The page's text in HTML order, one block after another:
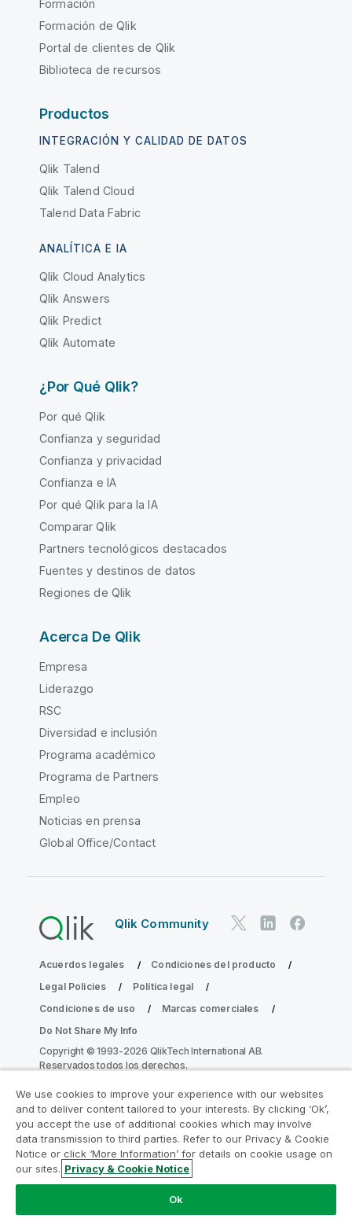
Formación
Formación de Qlik
Portal de clientes de Qlik
Biblioteca de recursos
Productos
INTEGRACIÓN Y CALIDAD DE DATOS
Qlik Talend
Qlik Talend Cloud
Talend Data Fabric
ANALÍTICA E IA
Qlik Cloud Analytics
Qlik Answers
Qlik Predict
Qlik Automate
¿Por Qué Qlik?
Por qué Qlik
Confianza y seguridad
Confianza y privacidad
Confianza e IA
Por qué Qlik para la IA
Comparar Qlik
Partners tecnológicos destacados
Fuentes y destinos de datos
Regiones de Qlik
Acerca De Qlik
Empresa
Liderazgo
RSC
Diversidad e inclusión
Programa académico
Programa de Partners
Empleo
Noticias en prensa
Global Office/Contact
Qlik Community
Acuerdos legales
Condiciones del producto
Legal Policies
Política legal
Condiciones de uso
Marcas comerciales
Do Not Share My Info
Copyright © 1993-2026 QlikTech International AB.
Reservados todos los derechos.
Únase al Programa de modernización de
la analítica
Modernícese sin comprometer sus valiosas aplicaciones
de QlikView con el Programa de modernización de la
analítica.
We use cookies to improve your experience with our websites
and to deliver content tailored to your interests. By clicking ‘Ok’,
you accept the use of additional cookies which may involve
data transmission to third parties. Refer to our Privacy & Cookie
Notice or click ‘More Information’ for details on cookie usage on
our sites. Privacy & Cookie Notice
Ok